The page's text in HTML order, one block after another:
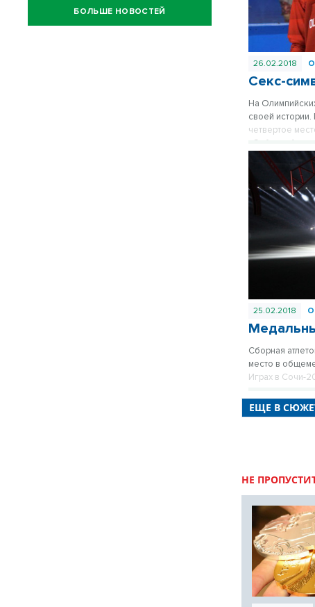
26.02.2018
Секс-
На
своей
четвертое
«Сибири»
25.02.2018
Сборная
место в
Играх в Сочи-
ЕЩЕ В
НЕ
БОЛЬШЕ НОВОСТЕЙ